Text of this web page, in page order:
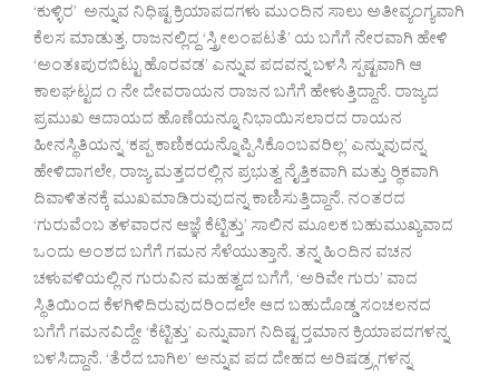
‘ಕುಳ್ಳಿರ’ ಅನ್ನುವ ನಿಧಿಷ್ಟ ಕ್ರಿಯಾಪದಗಳು ಮುಂದಿನ ಸಾಲು ಅತೀವ್ಯಂಗ್ಯವಾಗಿ
ಕೆಲಸ ಮಾಡುತ್ತ, ರಾಜನಲ್ಲಿದ್ದ ‘ಸ್ತ್ರೀಲಂಪಟತೆ’ ಯ ಬಗೆಗೆ ನೇರವಾಗಿ ಹೇಳಿ
‘ಅಂತಃಪುರಬಿಟ್ಟು ಹೊರವಡ’ ಎನ್ನುವ ಪದವನ್ನ ಬಳಸಿ ಸ್ಪಷ್ಟವಾಗಿ ಆ
ಕಾಲಘಟ್ಟದ ೧ ನೇ ದೇವರಾಯನ ರಾಜನ ಬಗೆಗೆ ಹೇಳುತ್ತಿದ್ದಾನೆ. ರಾಜ್ಯದ
ಪ್ರಮುಖ ಆದಾಯದ ಹೊಣೆಯನ್ನೂ ನಿಭಾಯಿಸಲಾರದ ರಾಯನ
ಹೀನಸ್ಥಿತಿಯನ್ನ ‘ಕಪ್ಪ ಕಾಣಿಕಯನ್ನೊಪ್ಪಿಸಿಕೊಂಬವರಿಲ್ಲ’ ಎನ್ನುವುದನ್ನ
ಹೇಳಿದಾಗಲೇ, ರಾಜ್ಯ ಮತ್ತದರಲ್ಲಿನ ಪ್ರಭುತ್ವ ನೈತ್ತಿಕವಾಗಿ ಮತ್ತು ರ‍್ಥಿಕವಾಗಿ
ದಿವಾಳಿತನಕ್ಕೆ ಮುಖಮಾಡಿರುವುದನ್ನ ಕಾಣಿಸುತ್ತಿದ್ದಾನೆ. ನಂತರದ
‘ಗುರುವೆಂಬ ತಳವಾರನ ಆಜ್ಞೆ ಕೆಟ್ಟಿತ್ತು’ ಸಾಲಿನ ಮೂಲಕ ಬಹುಮುಖ್ಯವಾದ
ಒಂದು ಅಂಶದ ಬಗೆಗೆ ಗಮನ ಸೆಳೆಯುತ್ತಾನೆ. ತನ್ನ ಹಿಂದಿನ ವಚನ
ಚಳುವಳಿಯಲ್ಲಿನ ಗುರುವಿನ ಮಹತ್ವದ ಬಗೆಗೆ, ‘ಅರಿವೇ ಗುರು’ ವಾದ
ಸ್ಥಿತಿಯಿಂದ ಕೆಳಗಿಳಿದಿರುವುದರಿಂದಲೇ ಆದ ಬಹುದೊಡ್ಡ ಸಂಚಲನದ
ಬಗೆಗೆ ಗಮನವಿದ್ದೇ ‘ಕೆಟ್ಟಿತ್ತು’ ಎನ್ನುವಾಗ ನಿದಿಷ್ಟ ರ‍್ತಮಾನ ಕ್ರಿಯಾಪದಗಳನ್ನ
ಬಳಸಿದ್ದಾನೆ. ‘ತೆರೆದ ಬಾಗಿಲ’ ಅನ್ನುವ ಪದ ದೇಹದ ಅರಿಷಡ್ರ‍್ಗಗಳನ್ನ